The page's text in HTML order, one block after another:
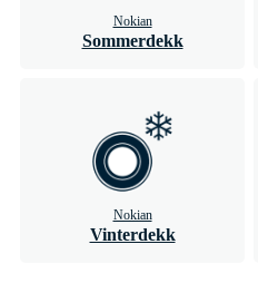
Nokian
Sommerdekk
Nokian
Vinterdekk